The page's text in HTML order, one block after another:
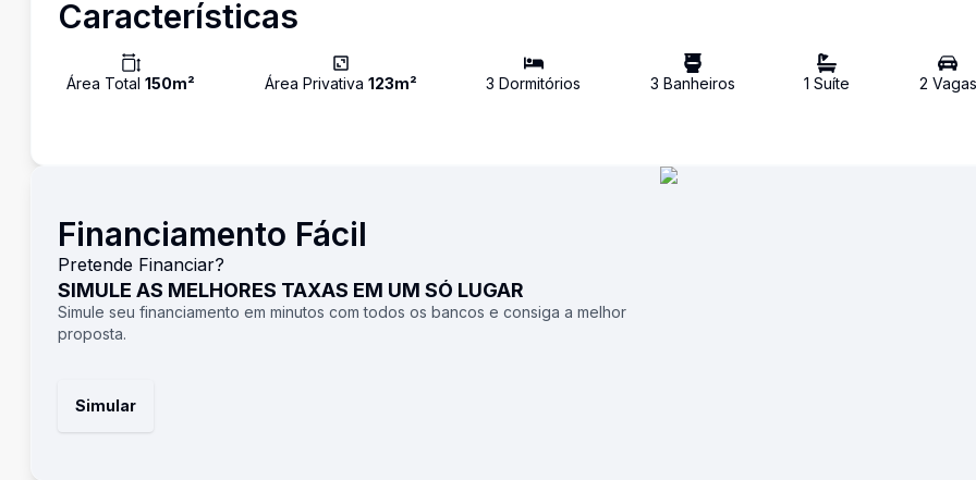
Características
Área Total 150m² Área Privativa 123m² 3 Dormitórios 3 Banheiros 1 Suíte 2 Vagas
Financiamento Fácil
Pretende Financiar?
SIMULE AS MELHORES TAXAS EM UM SÓ LUGAR
Simule seu financiamento em minutos com todos os bancos e consiga a melhor
proposta.
Simular